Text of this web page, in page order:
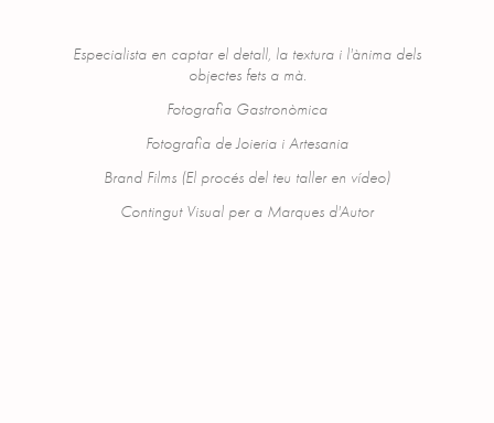
Especialista en captar el detall, la textura i l'ànima dels
objectes fets a mà.
Fotografia Gastronòmica
Fotografia de Joieria i Artesania
Brand Films (El procés del teu taller en vídeo)
Contingut Visual per a Marques d'Autor